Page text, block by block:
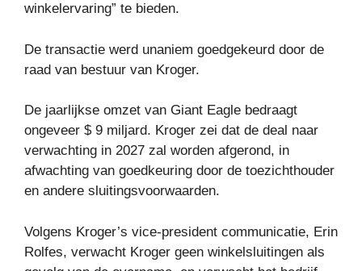
winkelervaring” te bieden.
De transactie werd unaniem goedgekeurd door de
raad van bestuur van Kroger.
De jaarlijkse omzet van Giant Eagle bedraagt ​​
ongeveer $ 9 miljard. Kroger zei dat de deal naar
verwachting in 2027 zal worden afgerond, in
afwachting van goedkeuring door de toezichthouder
en andere sluitingsvoorwaarden.
Volgens Kroger’s vice-president communicatie, Erin
Rolfes, verwacht Kroger geen winkelsluitingen als